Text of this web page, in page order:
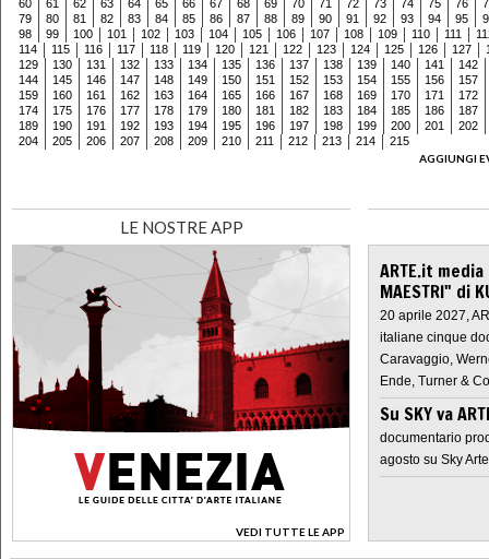
60 61 62 63 64 65 66 67 68 69 70 71 72 73 74 75 76
79
80 81 82 83 84 85 86 87 88 89 90 91 92 93 94 95
98
99 100 101 102 103 104 105 106 107 108 109 110 111
114
115 116 117 118 119 120 121 122 123 124 125 126 127
129
130 131 132 133 134 135 136 137 138 139 140 141
142
144
145 146 147 148 149 150 151 152 153 154 155 156
157
159
160 161 162 163 164 165 166 167 168 169 170 171
172
174
175 176 177 178 179 180 181 182 183 184 185 186
187
189
190 191 192 193 194 195 196 197 198 199 200 201
202
204
205 206 207 208 209 210 211 212 213 214
215
AGGIUNGI
LE NOSTRE APP
VEDI TUTTE LE APP
>
ARTE.it
MAESTRI" di
20 aprile 2027,
italiane cinque
Caravaggio,
Ende, Turner &
Su SKY va
documentario
agosto su Sky Arte